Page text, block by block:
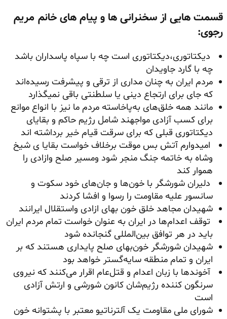
قسمت هایی از سخنرانی ها و پیام های خانم مریم
رجوی:
دیکتاتوری،دیکتاتوری است چه با سپاه پاسداران باشد
چه با گارد جاویدان
مردم ایران به چنان مداری از ترقی‌ و پیشرفت رسیده‌اند
که جای برای ارتجاع دینی یا سلطنتی باقی نمیگذارد
مانند همه خلق‌های به‌پاخاسته مردم ما نیز با انواع موانع
برای کسب آزادی مواجهند شامل رژیم حاکم و بقایای
دیکتاتوری قبلی که برای سرقت قیام خیر برداشته اند
امیدوارم آتش بس موقت برخلاف خواست بقایا ی شیخ
وشاه به خاتمه جنگ منجر شود ومسیر صلح وازادی را
هموار کند
دلیران شورشگر با خون‌ها و جان‌های خود سکوت و
سانسور علیه مقاومت را رسوا و افشا کردند
شهیدان مجاهد خلق خون بهای ازادی واستقلال ایرانند
توقف اعدام‌ها در ایران به عنوان خواست تمام مردم ایران
باید در هر توافق بین‌المللی گنجانده شود
شهیدان شورشگر خون‌بهای صلح پایداری هستند که بر
ایران و تمام منطقه سایه‌گستر خواهد بود
آخوندها با زبان اعدام و قتل‌عام اقرار می‌کنند که نیروی
سرنگون کننده رژیم‌شان کانون شورشی و ارتش آزادی
است
شورای ملی مقاومت یک آلترناتیو معتبر با پشتوانه خون